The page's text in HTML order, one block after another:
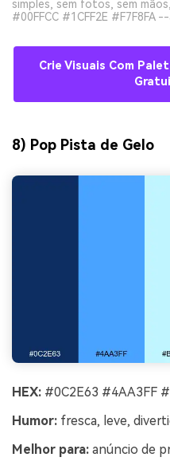
simples, sem fotos, sem
#00FFCC #1CFF2E #F7F8FA
Crie Visuais Com
8) Pop Pista de Gelo
HEX: #0C2E63 #4AA3FF
Humor: fresca, leve,
Melhor para: anúncio de